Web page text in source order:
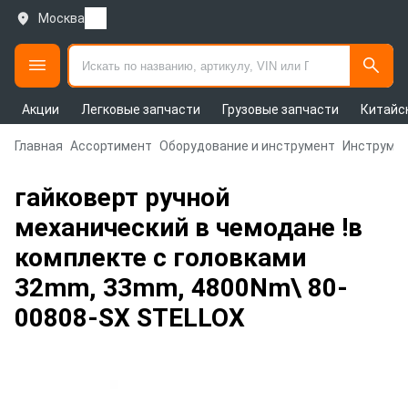
Москва
Акции Легковые запчасти Грузовые запчасти
Главная Ассортимент Оборудование и инструмент
гайковерт ручной
механический в чемодане !в
комплекте с головками
32mm, 33mm, 4800Nm\ 80-
00808-SX STELLOX